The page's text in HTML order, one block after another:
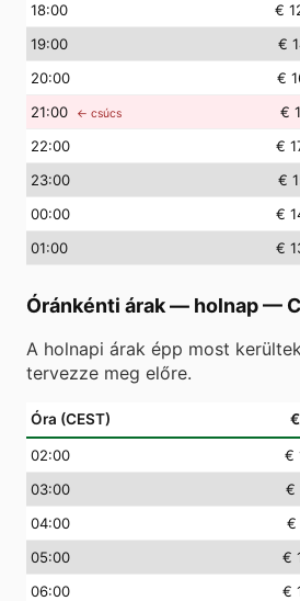
18:00 €
19:00 €
20:00 €
21:00 ← csúcs €
22:00 €
23:00 €
00:00 €
01:00 €
Óránkénti árak — holnap—
A holnapi árak épp most
tervezze meg előre.
Óra (CEST)
02:00 €
03:00 €
04:00 €
05:00 €
06:00 €